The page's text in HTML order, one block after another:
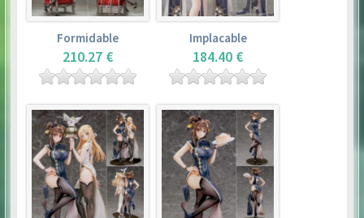
Formidable
210.27 €
Implacable
184.40 €